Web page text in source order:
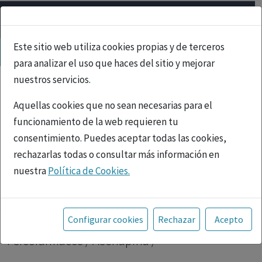
Este sitio web utiliza cookies propias y de terceros
para analizar el uso que haces del sitio y mejorar
nuestros servicios.
Aquellas cookies que no sean necesarias para el
funcionamiento de la web requieren tu
consentimiento. Puedes aceptar todas las cookies,
rechazarlas todas o consultar más información en
nuestraPolítica de Cookies.
Toda la información incluida en la Página Web está
referida a productos del mercado español y, por
tanto, dirigida a profesionales sanitarios legalmente
facultados para prescribir o dispensar medicamentos
Configurar cookies Rechazar Acepto
Psicofármacos| Asenapina |
Psicofármacos / Asenapina /